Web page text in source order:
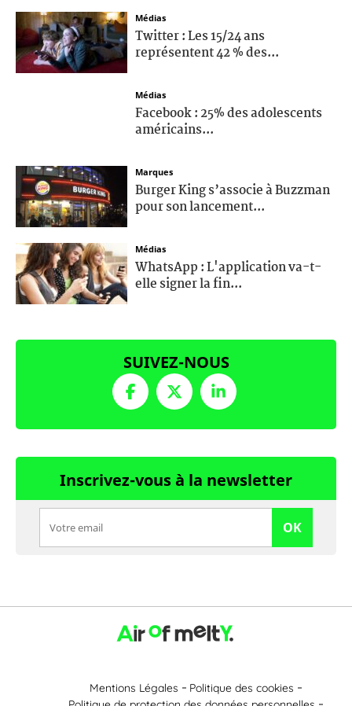
Médias
Twitter : Les 15/24 ans
représentent 42 % des...
Médias
Facebook : 25% des adolescents
américains...
Marques
Burger King s’associe à Buzzman
pour son lancement...
Médias
WhatsApp : L'application va-t-
elle signer la fin...
SUIVEZ-NOUS
Inscrivez-vous à la newsletter
OK
Mentions Légales
Politique des cookies